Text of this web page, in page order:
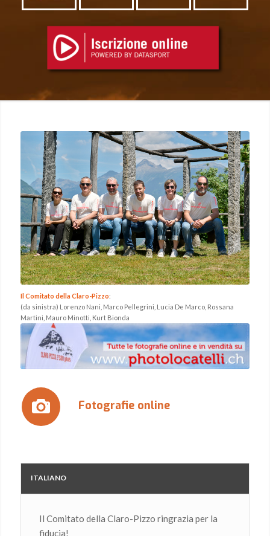
Il Comitato della Claro-Pizzo:
(da sinistra) Lorenzo Nani, Marco Pellegrini, Lucia De Marco, Rossana
Martini, Mauro Minotti, Kurt Bionda
Fotografie online
ITALIANO
Il Comitato della Claro-Pizzo ringrazia per la
fiducia!